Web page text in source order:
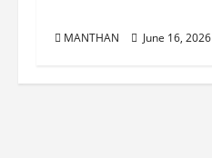
MANTHAN June 16, 2026